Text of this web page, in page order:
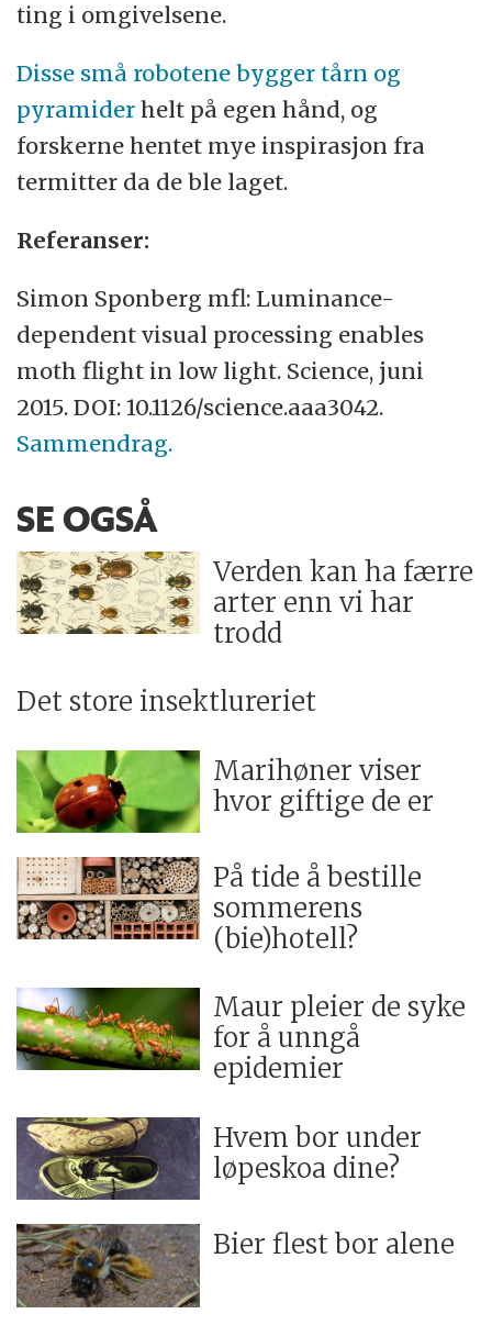
ting i omgivelsene.
Disse små robotene bygger tårn og
pyramider helt på egen hånd, og
forskerne hentet mye inspirasjon fra
termitter da de ble laget.
Referanser:
Simon Sponberg mfl: Luminance-
dependent visual processing enables
moth flight in low light. Science, juni
2015. DOI: 10.1126/science.aaa3042.
Sammendrag.
SE OGSÅ
Verden kan ha færre
arter enn vi har
trodd
Det store insektlureriet
Marihøner viser
hvor giftige de er
På tide å bestille
sommerens
(bie)hotell?
Maur pleier de syke
for å unngå
epidemier
Hvem bor under
løpeskoa dine?
Bier flest bor alene